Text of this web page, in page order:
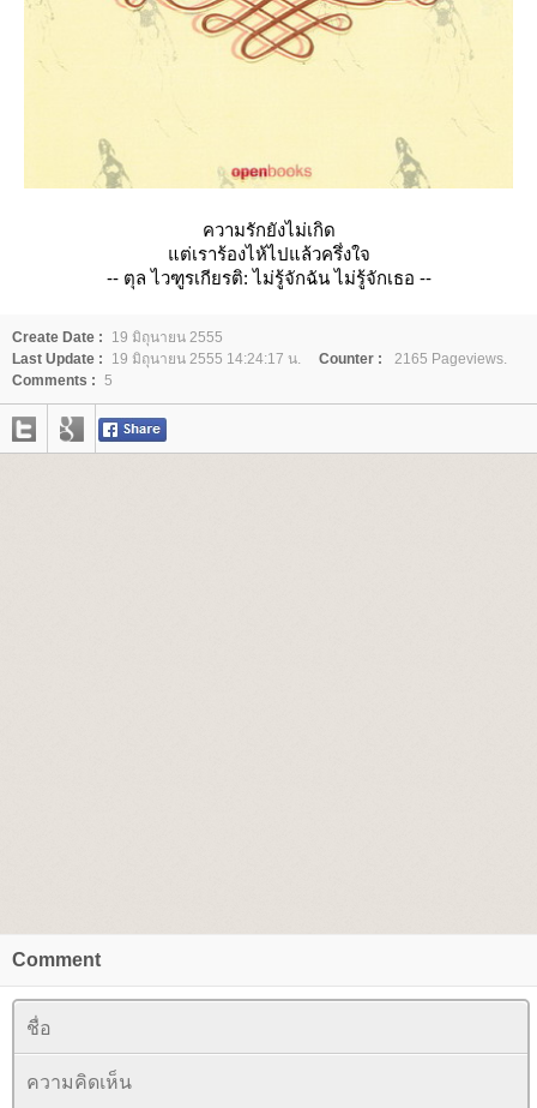
ความรักยังไม่เกิด
ต่เราร้องไห้ไปแล้วครึ่งใจ
-- ตุล ไวฑูรเกียรติ: ไม่รู้จักฉัน ไม่รู้จักเธอ --
Create Date :
19 มิถุนายน 2555
Last Update :
19 มิถุนายน 2555 14:24:17 น. Counter :
2165 Pageviews.
Comments : 5
Comment